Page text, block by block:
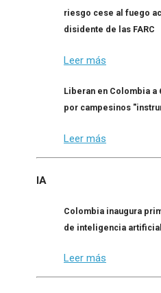
riesgo cese al fuego
disidente de las FARC
Leer más
Liberan en Colombia
por campesinos
Leer más
IA
Colombia inaugura
de inteligencia
Leer más